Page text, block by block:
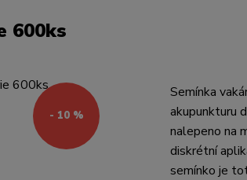
600ks
- 10 %
Semínka
akupunkturu
nalepeno na
diskrétní
semínko je